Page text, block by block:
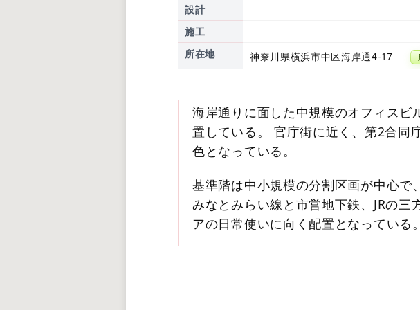
設計
施工
所在地
神奈川県横浜市中区海岸通4-17
海岸通りに面した中規模のオフィスビ
置している。 官庁街に近く、第2合同
色となっている。
基準階は中小規模の分割区画が中心で
みなとみらい線と市営地下鉄、JRの三
アの日常使いに向く配置となっている。